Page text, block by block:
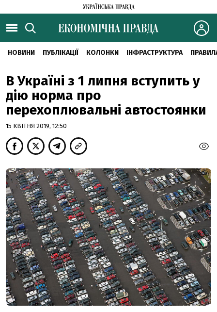
НОВИНИ ПУБЛІКАЦІЇ КОЛОНКИ ІНФРАСТРУКТУРА
В Україні з 1 липня вступить у
дію норма про
перехоплювальні автостоянки
15 КВІТНЯ 2019, 12:50